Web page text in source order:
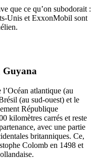
que ce qu’on subodorait :
Unis et ExxonMobil sont
Guyana
atlantique (au
(au sud-ouest) et le
République
kilomètres carrés et reste
avec une partie
britanniques. Ce,
Colomb en 1498 et